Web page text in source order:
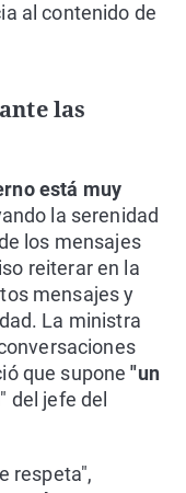
al contenido de
las
está muy
la serenidad
los mensajes
reiterar en la
mensajes y
La ministra
que supone"un
" del jefe del
respeta",